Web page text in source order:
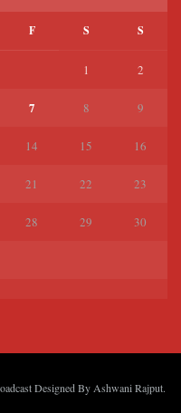
F S S
1 2
7 8 9
14 15 16
21 22 23
28 29 30
Designed By Ashwani Rajput.